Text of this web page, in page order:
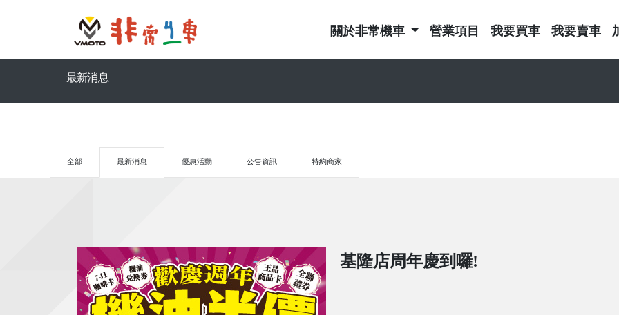
關於非常機車 營業項目 我要買車 我要賣車
最新消息
全部 最新消息 優惠活動 公告資訊 特約商家
基隆店周年慶到囉!